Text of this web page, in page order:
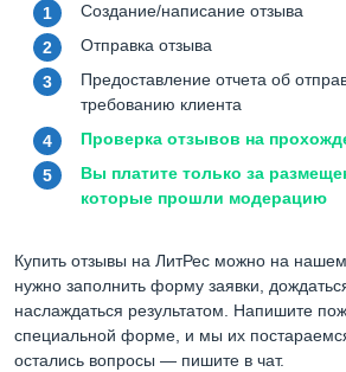
Создание/написание отзыва
Отправка отзыва
Предоставление отчета об
требованию клиента
Проверка отзывов на
Вы платите только за
которые прошли модерацию
Купить отзывы на ЛитРес можно на нашем
нужно заполнить форму заявки,
наслаждаться результатом. Напишите
специальной форме, и мы их
остались вопросы — пишите в чат.